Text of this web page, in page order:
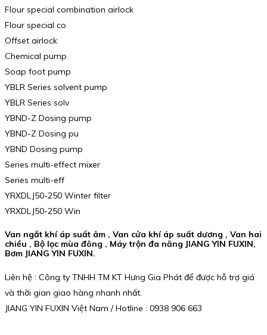
Flour special combination airlock
Flour special co
Offset airlock
Chemical pump
Soap foot pump
YBLR Series solvent pump
YBLR Series solv
YBND-Z Dosing pump
YBND-Z Dosing pu
YBND Dosing pump
Series multi-effect mixer
Series multi-eff
YRXDLJ50-250 Winter filter
YRXDLJ50-250 Win
Van ngắt khí áp suất âm , Van cửa khí áp suất dương , Van hai
chiều , Bộ lọc mùa đông , Máy trộn đa năng JIANG YIN FUXIN,
Bơm JIANG YIN FUXIN.
Liên hệ : Công ty TNHH TM KT Hưng Gia Phát để được hỗ trợ giá
và thời gian giao hàng nhanh nhất.
JIANG YIN FUXIN Việt Nam / Hotline : 0938 906 663